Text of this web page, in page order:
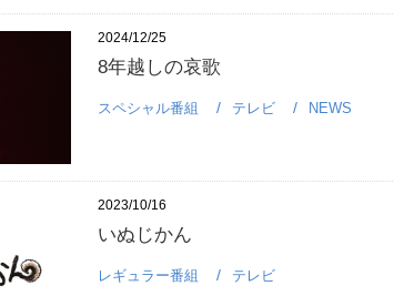
2024/12/25
8年越しの哀歌
スペシャル番組 テレビ NEWS
2023/10/16
いぬじかん
レギュラー番組 テレビ